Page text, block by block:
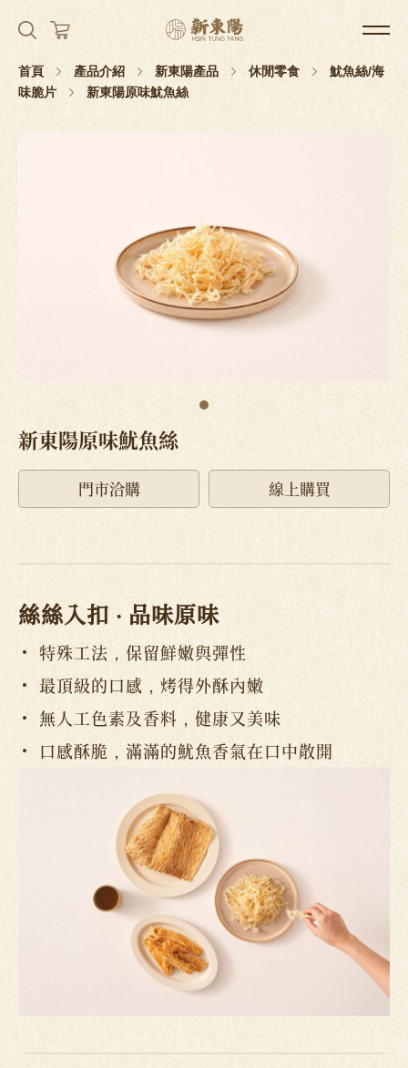
首頁 產品介紹 新東陽產品 休閒零食
魷魚絲/海
味脆片
新東陽原味魷魚絲
新東陽原味魷魚絲
門市洽購 線上購買
絲絲入扣 ‧ 品味原味
特殊工法，保留鮮嫩與彈性
最頂級的口感，烤得外酥內嫩
無人工色素及香料，健康又美味
口感酥脆，滿滿的魷魚香氣在口中散開